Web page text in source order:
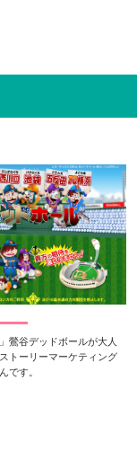
鶯谷デッドボールが大人
トーリーマーケティング
です。